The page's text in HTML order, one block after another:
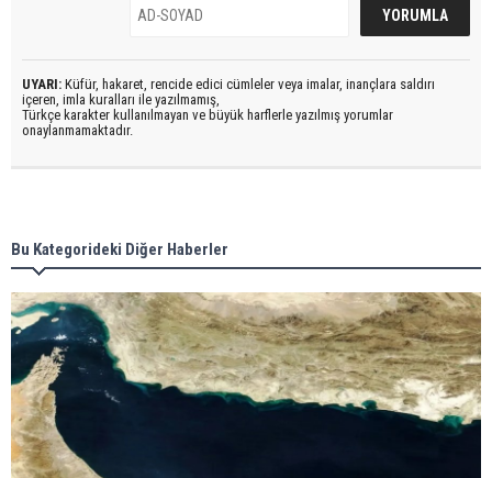
UYARI: Küfür, hakaret, rencide edici cümleler veya imalar, inançlara saldırı
içeren, imla kuralları ile yazılmamış,
Türkçe karakter kullanılmayan ve büyük harflerle yazılmış yorumlar
onaylanmamaktadır.
Bu Kategorideki Diğer Haberler